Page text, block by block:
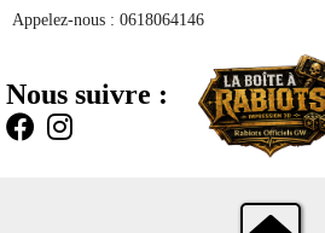
Appelez-nous : 0618064146
Nous suivre :